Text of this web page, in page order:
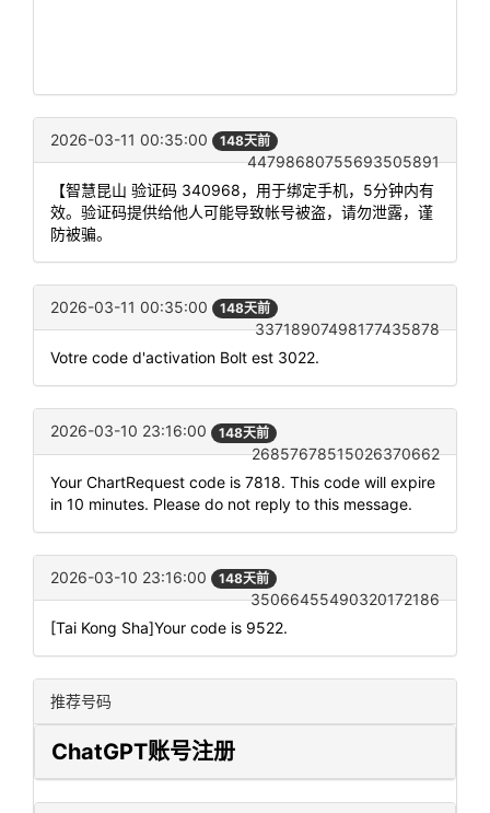
2026-03-11 00:35:00 148天前
44798680755693505891
【智慧昆山 验证码 340968，用于绑定手机，5分钟内有
效。验证码提供给他人可能导致帐号被盗，请勿泄露，谨
防被骗。
2026-03-11 00:35:00 148天前
33718907498177435878
Votre code d'activation Bolt est 3022.
2026-03-10 23:16:00 148天前
26857678515026370662
Your ChartRequest code is 7818. This code will expire
in 10 minutes. Please do not reply to this message.
2026-03-10 23:16:00 148天前
35066455490320172186
[Tai Kong Sha]Your code is 9522.
推荐号码
ChatGPT账号注册